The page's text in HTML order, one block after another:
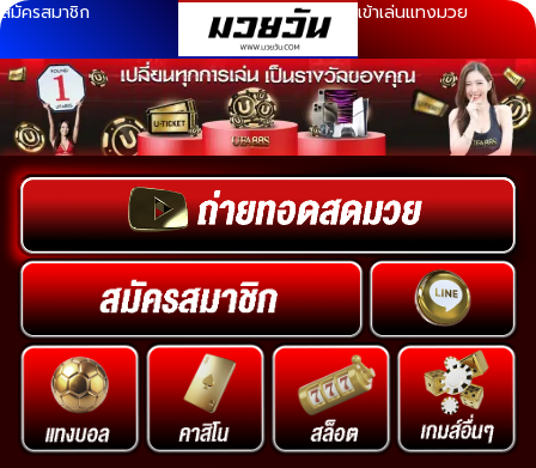
สมัครสมาชิก เข้าเล่นแทงมวย